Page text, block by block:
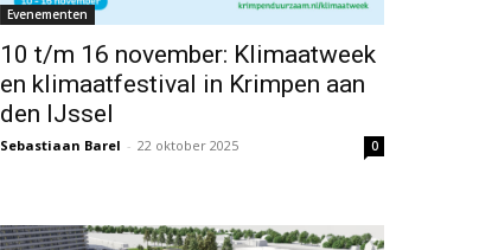
Evenementen
10 t/m 16 november: Klimaatweek
en klimaatfestival in Krimpen aan
den IJssel
Sebastiaan Barel - 22 oktober 2025 0